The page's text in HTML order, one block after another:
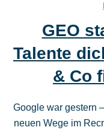
GEO
Talente
& Co
Google war gestern
neuen Wege im